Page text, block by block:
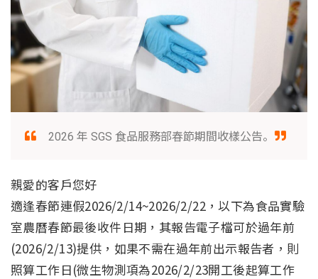
2026 年 SGS 食品服務部春節期間收樣公告。
親愛的客戶您好
適逢春節連假2026/2/14~2026/2/22，以下為食品實驗
室農曆春節最後收件日期，其報告電子檔可於過年前
(2026/2/13)提供，如果不需在過年前出示報告者，則
照算工作日(微生物測項為2026/2/23開工後起算工作